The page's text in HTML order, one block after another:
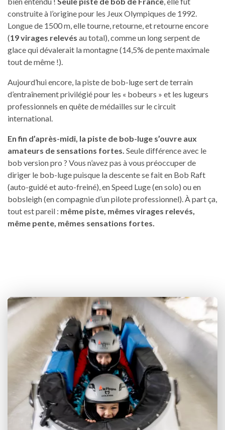
construite à l’origine pour les Jeux Olympiques de 1992.
Longue de 1500 m, elle tourne, retourne, et retourne encore
(19 virages relevés au total), comme un long serpent de
glace qui dévalerait la montagne (14,5% de pente maximale
tout de même !).
Aujourd’hui encore, la piste de bob-luge sert de terrain
d’entraînement privilégié pour les « bobeurs » et les lugeurs
professionnels en quête de médailles sur le circuit
international.
En fin d’après-midi, la piste de bob-luge s’ouvre aux
amateurs de sensations fortes. Seule différence avec le
bob version pro ? Vous n’avez pas à vous préoccuper de
diriger le bob-luge puisque la descente se fait en Bob Raft
(auto-guidé et auto-freiné), en Speed Luge (en solo) ou en
bobsleigh (en compagnie d’un pilote professionnel). À part ça,
tout est pareil : même piste, mêmes virages relevés,
même pente, mêmes sensations fortes.